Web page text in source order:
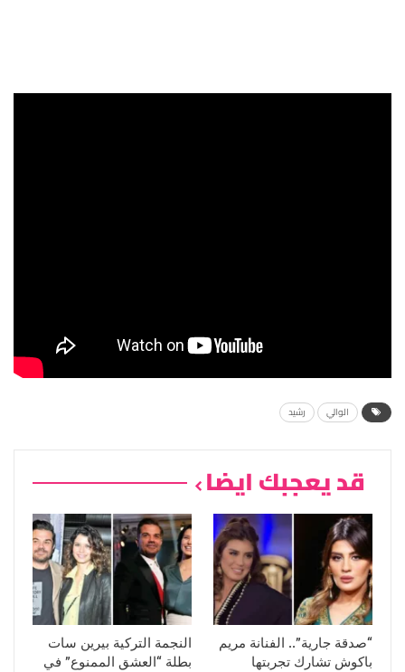
الوالي رشيد
قد يعجبك ايضا
“صدقة جارية”.. الفنانة مريم
باكوش تشارك تجربتها
النجمة التركية بيرين سات
بطلة “العشق الممنوع” في